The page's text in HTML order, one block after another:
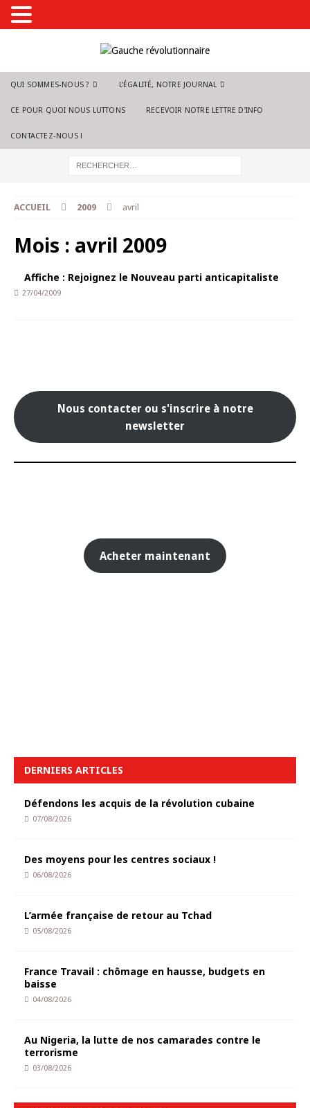
QUI SOMMES-NOUS ? L’ÉGALITÉ, NOTRE JOURNAL
CE POUR QUOI NOUS LUTTONS RECEVOIR NOTRE LETTRE D’INFO
CONTACTEZ-NOUS !
ACCUEIL 2009 avril
Mois : avril 2009
Affiche : Rejoignez le Nouveau parti anticapitaliste
27/04/2009
Nous contacter ou s'inscrire à notre
newsletter
Acheter maintenant
DERNIERS ARTICLES
Défendons les acquis de la révolution cubaine
07/08/2026
Des moyens pour les centres sociaux !
06/08/2026
L’armée française de retour au Tchad
05/08/2026
France Travail : chômage en hausse, budgets en
baisse
04/08/2026
Au Nigeria, la lutte de nos camarades contre le
terrorisme
03/08/2026